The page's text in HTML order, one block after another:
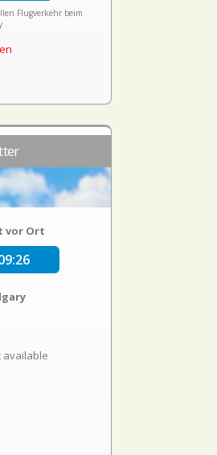
Flugverkehr beim
.
vor Ort
available